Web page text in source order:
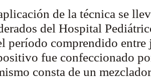
de la técnica se
del Hospital
período comprendido
fue confeccionado
consta de un